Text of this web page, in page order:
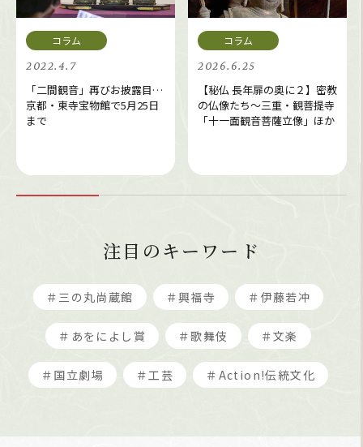
2022.4.7
「二間観音」再びお披露目…
京都・東寺宝物館で5月25日
まで
2026.6.25
【秘仏 長年扉の奥に２】密教
の仏像たち～三重・観菩提寺
「十一面観音菩薩立像」ほか
注目のキーワード
＃三の丸尚蔵館 ＃興福寺 ＃伊藤若冲
＃あをによし賞 ＃歌舞伎 ＃文楽
＃国立劇場 ＃工芸 ＃Action!伝統文化